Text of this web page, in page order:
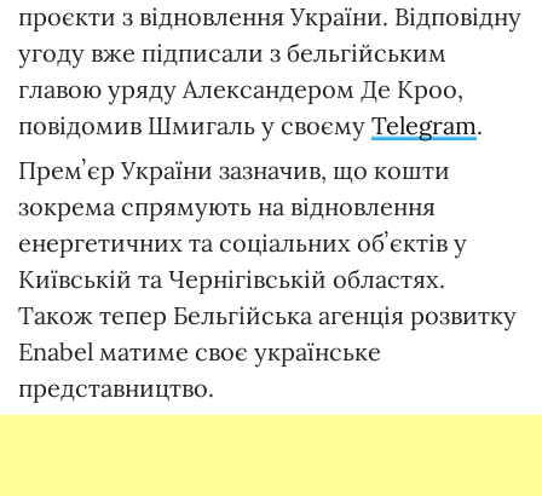
проєкти з відновлення України. Відповідну
угоду вже підписали з бельгійським
главою уряду Александером Де Кроо,
повідомив Шмигаль у своєму Telegram.
Премʼєр України зазначив, що кошти
зокрема спрямують на відновлення
енергетичних та соціальних обʼєктів у
Київській та Чернігівській областях.
Також тепер Бельгійська агенція розвитку
Enabel матиме своє українське
представництво.